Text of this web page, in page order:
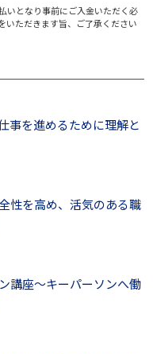
いとなり事前にご入金いただく必
いただきます旨、ご了承ください
事を進めるために理解と
性を高め、活気のある職
講座～キーパーソンへ働